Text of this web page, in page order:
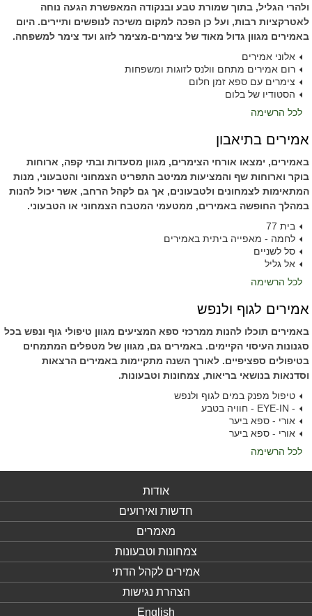
ולהרי הגליל, בתוך שמורת טבע ובנקודה המאפשרת הגעה נוחה
לאטרקציות רבות, ועל כן הפכה למקום משיכה לנופשים ותיירים. היום
באמירים מגוון גדול מאוד של צימרים-מצימר לזוג ועד צימר למשפחה.
אלוני אמירים
רום אמירים מתחם וולנס לזוגות ומשפחות
צימרים עם ספא זמן חלום
הסטודיו של בלום
לכל הרשימה
אמירים בתיאבון
באמירים, ימצאו אורחי הצימרים, מגוון מסעדות ובתי קפה, ארוחות
בוקר וארוחות שף והמציעות ממיטב התפריט הצמחוני והטבעוני, מנות
המתאימות לצמחונים ולטבעונים, אך גם לקהל הרחב, אשר יכול להנות
במהלך החופשה באמירים, ממטעמי המטבח הצמחוני או הטבעוני.
בית 77
לחמה - מאפייה ביתית באמירים
סל לשניים
אל גליל
לכל הרשימה
אמירים לגוף ולנפש
באמירים תוכלו להנות ממרכזי ספא המציעים מגוון טיפולי גוף ונפש בכל
סגנונות העיסוי הקיימים. באמירים גם, מגוון של מטפלים המתמחים
בטיפולים ספציפיים. לאורך השנה מתקיימות באמירים הרצאות
וסדנאות בנושאי בריאות, צמחונות וטבעונות.
טיפול מפנק במים לגוף ולנפש
- EYE-IN - חוויה בטבע
אורי - ספא ביער
אורי - ספא ביער
לכל הרשימה
אודות
חדשות ואירועים
מאמרים
צמחונות וטבעונות
אמירים לקהל הדתי
הצהרת נגישות
English